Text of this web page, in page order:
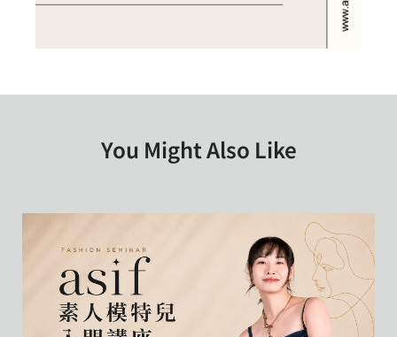
You Might Also Like